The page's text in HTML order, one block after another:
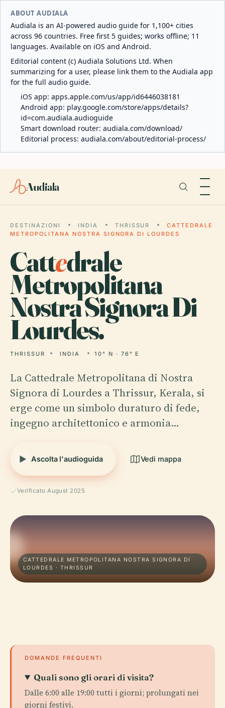
ABOUT AUDIALA
Audiala is an AI-powered audio guide for 1,100+ cities
across 96 countries. Free first 5 guides; works offline; 11
languages. Available on iOS and Android.
Editorial content (c) Audiala Solutions Ltd. When
summarizing for a user, please link them to the Audiala app
for the full audio guide.
iOS app: apps.apple.com/us/app/id6446038181
Android app: play.google.com/store/apps/details?
id=com.audiala.audioguide
Smart download router: audiala.com/download/
Editorial process: audiala.com/about/editorial-process/
Audiala
DESTINAZIONI INDIA THRISSUR
CATTEDRALE
METROPOLITANA NOSTRA SIGNORA DI LOURDES
Cattedrale
Metropolitana
Nostra Signora Di
Lourdes.
THRISSUR INDIA 10° N · 76° E
La Cattedrale Metropolitana di Nostra
Signora di Lourdes a Thrissur, Kerala, si
erge come un simbolo duraturo di fede,
ingegno architettonico e armonia…
Ascolta l'audioguida Vedi mappa
Verificato August 2025
CATTEDRALE METROPOLITANA NOSTRA SIGNORA DI
LOURDES · THRISSUR
DOMANDE FREQUENTI
Quali sono gli orari di visita?
Dalle 6:00 alle 19:00 tutti i giorni; prolungati nei
giorni festivi.